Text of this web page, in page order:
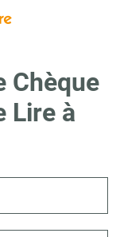
Chèque
Lire à